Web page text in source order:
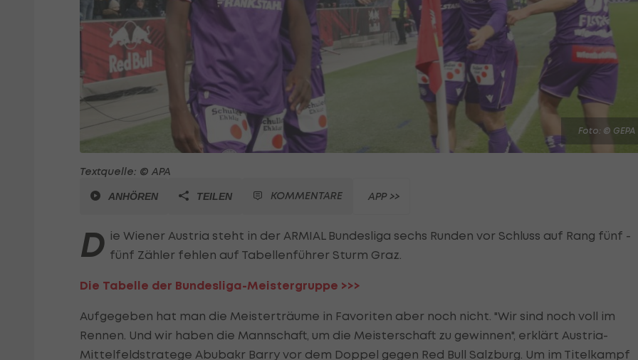
Foto: © GEPA
Textquelle: © APA
ANHÖREN TEILEN KOMMENTARE APP >>
D ie Wiener Austria steht in der ARMIAL Bundesliga sechs Runden vor Schluss auf Rang fünf -
fünf Zähler fehlen auf Tabellenführer Sturm Graz.
Die Tabelle der Bundesliga-Meistergruppe >>>
Aufgegeben hat man die Meisterträume in Favoriten aber noch nicht. "Wir sind noch voll im
Rennen. Und wir haben die Mannschaft, um die Meisterschaft zu gewinnen", erklärt Austria-
Mittelfeldstratege Abubakr Barry vor dem Doppel gegen Red Bull Salzburg. Um im Titelkampf